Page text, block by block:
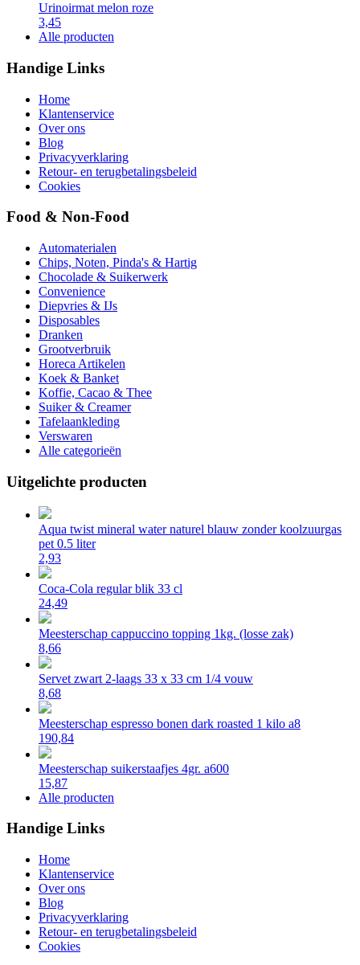
Urinoirmat melon roze
3,45
Alle producten
Handige Links
Home
Klantenservice
Over ons
Blog
Privacyverklaring
Retour- en terugbetalingsbeleid
Cookies
Food & Non-Food
Automaterialen
Chips, Noten, Pinda's & Hartig
Chocolade & Suikerwerk
Convenience
Diepvries & IJs
Disposables
Dranken
Grootverbruik
Horeca Artikelen
Koek & Banket
Koffie, Cacao & Thee
Suiker & Creamer
Tafelaankleding
Verswaren
Alle categorieën
Uitgelichte producten
Aqua twist mineral water naturel blauw zonder koolzuurgas
pet 0.5 liter
2,93
Coca-Cola regular blik 33 cl
24,49
Meesterschap cappuccino topping 1kg. (losse zak)
8,66
Servet zwart 2-laags 33 x 33 cm 1/4 vouw
8,68
Meesterschap espresso bonen dark roasted 1 kilo a8
190,84
Meesterschap suikerstaafjes 4gr. a600
15,87
Alle producten
Handige Links
Home
Klantenservice
Over ons
Blog
Privacyverklaring
Retour- en terugbetalingsbeleid
Cookies